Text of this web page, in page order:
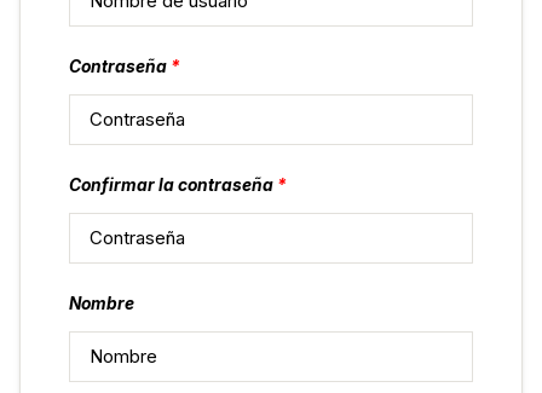
Contraseña *
Confirmar la contraseña *
Nombre